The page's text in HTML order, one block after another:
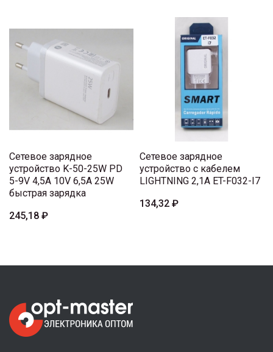
Сетевое зарядное
устройство K-50-25W PD
5-9V 4,5A 10V 6,5A 25W
быстрая зарядка
245,18 ₽
Сетевое зарядное
устройство с кабелем
LIGHTNING 2,1A ET-F032-I7
134,32 ₽